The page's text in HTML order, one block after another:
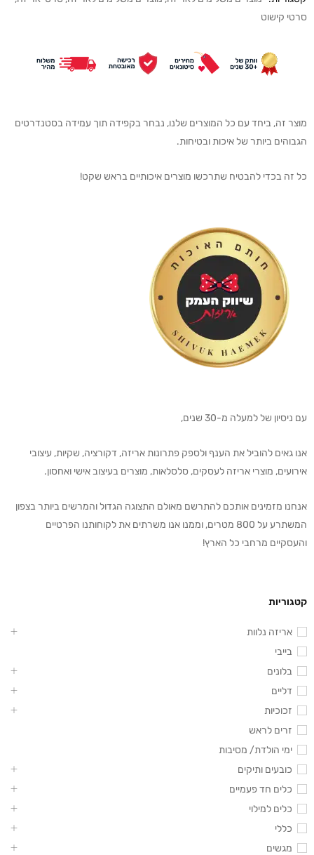
סרטי קישוט
מוצר זה, ביחד עם כל המוצרים שלנו, נבחר בקפידה תוך עמידה בסטנדרטים
הגבוהים ביותר של איכות ובטיחות.
כל זה בכדי להבטיח שתרכשו מוצרים איכותיים בראש שקט!
עם ניסיון של למעלה מ-30 שנים,
אנו גאים להוביל את הענף ולספק פתרונות אריזה, דקורציה, שקיות, עיצובי
אירועים, מוצרי אריזה לעסקים, סלסלאות, מוצרים בעיצוב אישי ואחסון.
אנחנו מזמינים אותכם להתרשם מאולם התצוגה הגדול והמרשים ביותר בצפון
המשתרע על 800 מטרים, וממנו אנו משרתים את לקוחותנו הפרטיים
והעסקיים מרחבי כל הארץ!
קטגוריות
אריזה נלוות
בייבי
בלונים
דליים
זכוכיות
זרים לראש
ימי הולדת/ מסיבות
כובעים ותיקים
כלים חד פעמיים
כלים למילוי
כללי
מגשים